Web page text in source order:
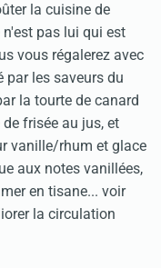
la cuisine de
pas lui qui est
vous régalerez avec
par les saveurs du
la tourte de canard
frisée au jus, et
vanille/rhum et glace
aux notes vanillées,
en tisane... voir
la circulation